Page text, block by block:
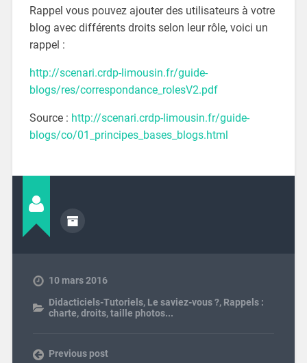
Rappel vous pouvez ajouter des utilisateurs à votre
blog avec différents droits selon leur rôle, voici un
rappel :
http://scenari.crdp-limousin.fr/guide-
blogs/res/correspondance_rolesV2.pdf
Source : http://scenari.crdp-limousin.fr/guide-
blogs/co/01_principes_bases_blogs.html
10 mars 2016
Didacticiels-Tutoriels, Le saviez-vous ?, Rappels :
charte, droits, taille photos...
Previous post